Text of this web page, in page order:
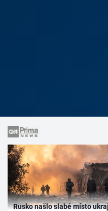
Rusko našlo slabé místo